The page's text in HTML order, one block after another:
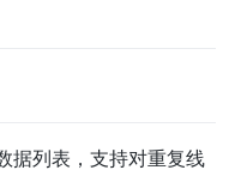
据列表，支持对重复线